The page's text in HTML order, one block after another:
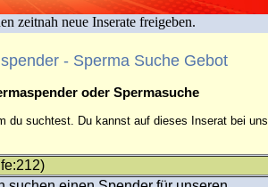
zeitnah neue Inserate freigeben.
- Sperma Suche Gebot
oder Spermasuche
du suchtest. Du kannst auf dieses Inserat bei uns